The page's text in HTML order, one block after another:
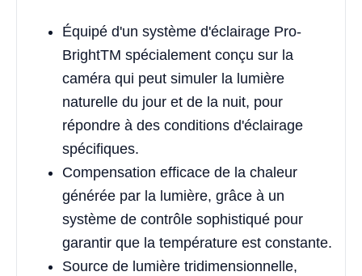
Équipé d'un système d'éclairage Pro-
BrightTM spécialement conçu sur la
caméra qui peut simuler la lumière
naturelle du jour et de la nuit, pour
répondre à des conditions d'éclairage
spécifiques.
Compensation efficace de la chaleur
générée par la lumière, grâce à un
système de contrôle sophistiqué pour
garantir que la température est constante.
Source de lumière tridimensionnelle,